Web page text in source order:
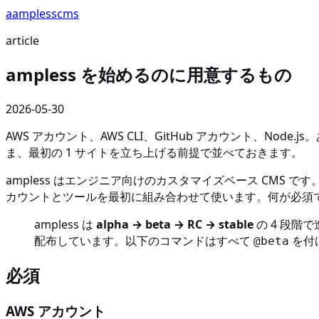
aamplesscms
article
ampless を始めるのに用意するもの
2026-05-30
AWS アカウント、AWS CLI、GitHub アカウント、Node.js
ま、最初の 1 サイトを立ち上げる前提で並べておきます。
ampless はエンジニア向けのカスタマイズベース CMS で
カウントとツールを最初に組み合わせて使います。何が必
ampless は alpha → beta → RC → stableの 4 段階
配布しています。以下のコマンドはすべて @beta を付
必須
AWS アカウント